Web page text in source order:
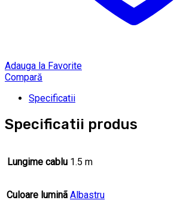
Adauga la Favorite
Compară
Specificatii
Specificatii produs
Lungime cablu 1.5 m
Culoare luminã Albastru